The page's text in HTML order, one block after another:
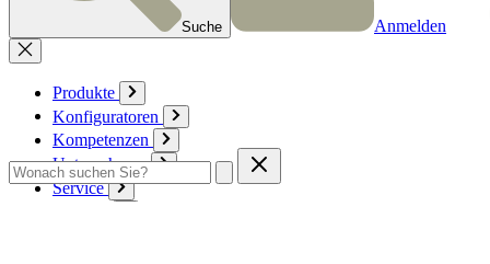
Suche Anmelden
Produkte
Konfiguratoren
Kompetenzen
Unternehmen
Service